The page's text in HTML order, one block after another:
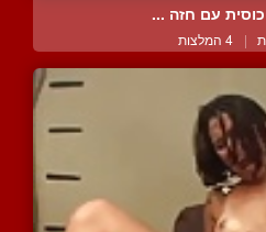
כוסית עם חזה ...
| 4 המלצות